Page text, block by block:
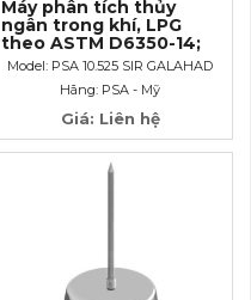
Máy phân tích thủy
ngân trong khí, LPG
theo ASTM D6350-14;
UOP 938-10
Model: PSA 10.525 SIR GALAHAD
Hãng: PSA - Mỹ
Giá: Liên hệ